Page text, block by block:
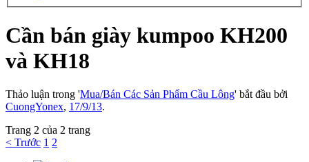
Cần bán giày kumpoo KH200
và KH18
Thảo luận trong 'Mua/Bán Các Sản Phẩm Cầu Lông' bắt đầu bởi
CuongYonex, 17/9/13.
Trang 2 của 2 trang
< Trước 1 2